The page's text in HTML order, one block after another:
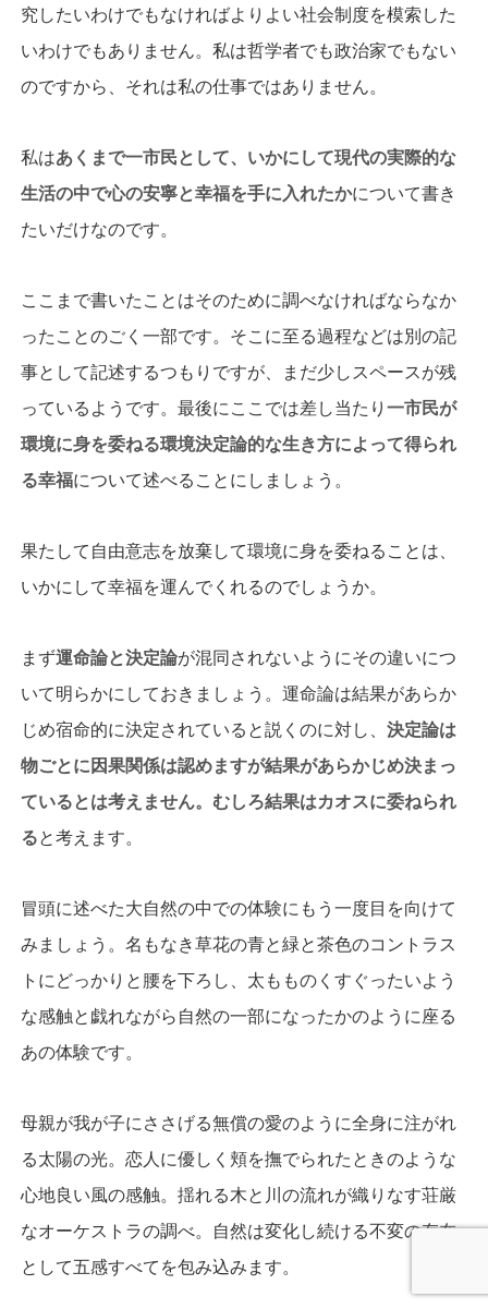
究したいわけでもなければよりよい社会制度を模索した
いわけでもありません。私は哲学者でも政治家でもない
のですから、それは私の仕事ではありません。
私はあくまで一市民として、いかにして現代の実際的な
生活の中で心の安寧と幸福を手に入れたかについて書き
たいだけなのです。
ここまで書いたことはそのために調べなければならなか
ったことのごく一部です。そこに至る過程などは別の記
事として記述するつもりですが、まだ少しスペースが残
っているようです。最後にここでは差し当たり 一市民が
環境に身を委ねる環境決定論的な生き方によって得られ
る幸福について述べることにしましょう。
果たして自由意志を放棄して環境に身を委ねることは、
いかにして幸福を運んでくれるのでしょうか。
まず運命論と決定論が混同されないようにその違いにつ
いて明らかにしておきましょう。運命論は結果があらか
じめ宿命的に決定されていると説くのに対し、 決定論は
物ごとに因果関係は認めますが結果があらかじめ決まっ
ているとは考えません。むしろ結果はカオスに委ねられ
ると考えます。
冒頭に述べた大自然の中での体験にもう一度目を向けて
みましょう。名もなき草花の青と緑と茶色のコントラス
トにどっかりと腰を下ろし、太もものくすぐったいよう
な感触と戯れながら自然の一部になったかのように座る
あの体験です。
母親が我が子にささげる無償の愛のように全身に注がれ
る太陽の光。恋人に優しく頬を撫でられたときのような
心地良い風の感触。揺れる木と川の流れが織りなす荘厳
なオーケストラの調べ。自然は変化し続ける不変の存在
として五感すべてを包み込みます。